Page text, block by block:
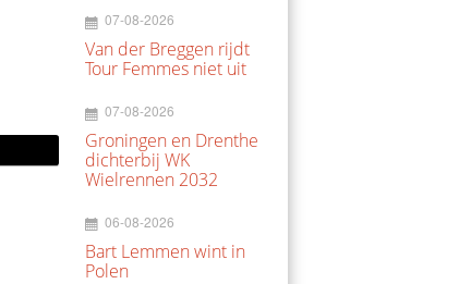
07-08-2026
Van der Breggen rijdt
Tour Femmes niet uit
07-08-2026
Groningen en Drenthe
dichterbij WK
Wielrennen 2032
06-08-2026
Bart Lemmen wint in
Polen